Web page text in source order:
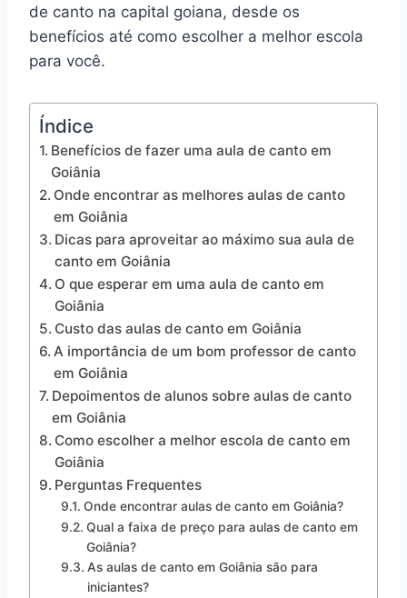
de canto na capital goiana, desde os
benefícios até como escolher a melhor escola
para você.
Índice
Benefícios de fazer uma aula de canto em
Goiânia
Onde encontrar as melhores aulas de canto
em Goiânia
Dicas para aproveitar ao máximo sua aula de
canto em Goiânia
O que esperar em uma aula de canto em
Goiânia
Custo das aulas de canto em Goiânia
A importância de um bom professor de canto
em Goiânia
Depoimentos de alunos sobre aulas de canto
em Goiânia
Como escolher a melhor escola de canto em
Goiânia
Perguntas Frequentes
Onde encontrar aulas de canto em Goiânia?
Qual a faixa de preço para aulas de canto em
Goiânia?
As aulas de canto em Goiânia são para
iniciantes?